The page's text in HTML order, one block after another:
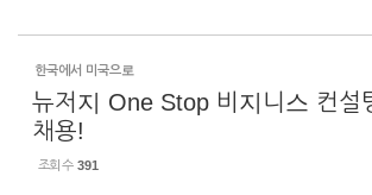
한국에서 미국으로
뉴저지 One Stop 비지니스 컨설
채용!
조회 수 391